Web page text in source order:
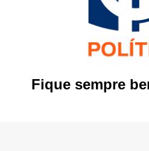
Fique sempre